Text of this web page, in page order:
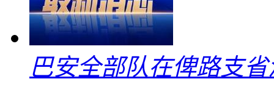
巴安全部队在俾路支